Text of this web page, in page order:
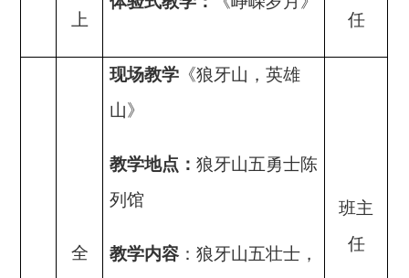
上
任
全
现场教学 《狼牙山，英雄
山》
教学地点：狼牙山五勇士陈
列馆
教学内容 ：狼牙山五壮士，
班主
任